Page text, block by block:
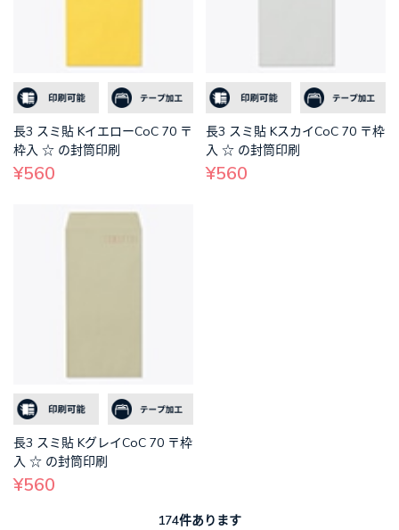
長3 スミ貼 KイエローCoC 70 〒
枠入 ☆ の封筒印刷
¥560
長3 スミ貼 KスカイCoC 70 〒枠
入 ☆ の封筒印刷
¥560
長3 スミ貼 KグレイCoC 70 〒枠
入 ☆ の封筒印刷
¥560
174件あります